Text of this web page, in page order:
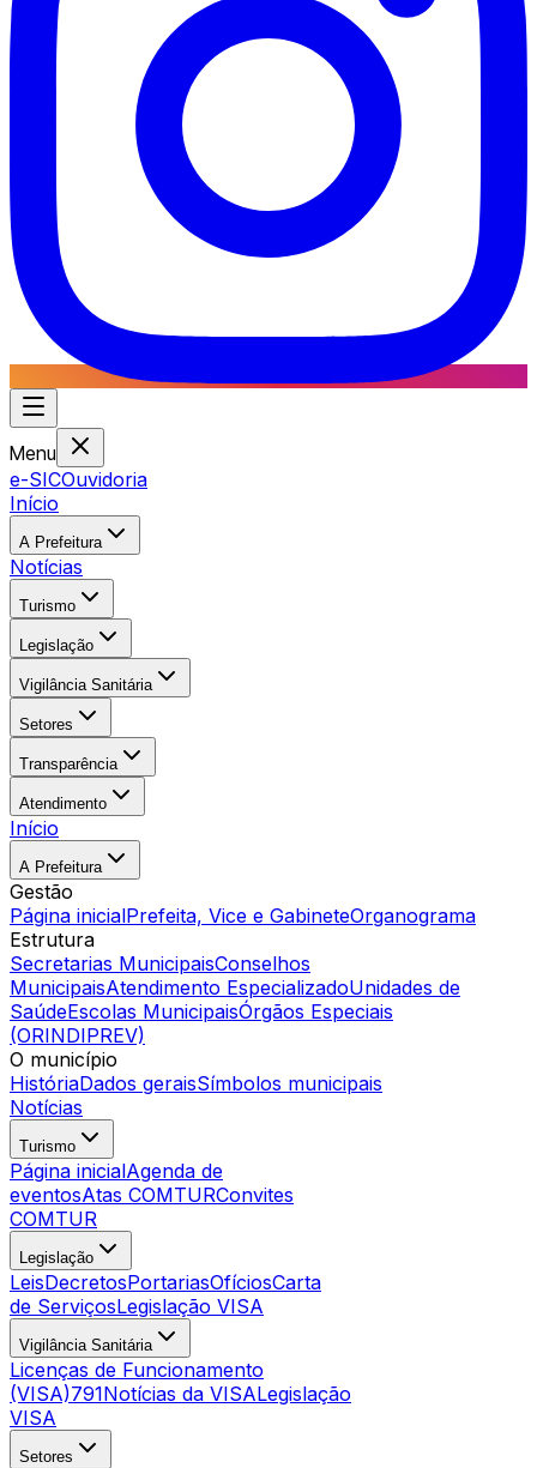
Menu
e-SICOuvidoria
Início
A Prefeitura
Notícias
Turismo
Legislação
Vigilância Sanitária
Setores
Transparência
Atendimento
Início
A Prefeitura
Gestão
Página inicialPrefeita, Vice e GabineteOrganograma
Estrutura
Secretarias MunicipaisConselhos
MunicipaisAtendimento EspecializadoUnidades de
SaúdeEscolas MunicipaisÓrgãos Especiais
(ORINDIPREV)
O município
HistóriaDados geraisSímbolos municipais
Notícias
Turismo
Página inicialAgenda de
eventosAtas COMTURConvites
COMTUR
Legislação
LeisDecretosPortariasOfíciosCarta
de ServiçosLegislação VISA
Vigilância Sanitária
Licenças de Funcionamento
(VISA)791Notícias da VISALegislação
VISA
Setores